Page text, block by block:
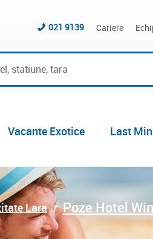
Cariere
021 9139
Vacante Exotice Last
Lara Poze Hotel